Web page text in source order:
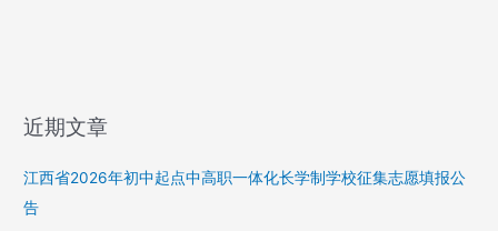
近期文章
江西省2026年初中起点中高职一体化长学制学校征集志愿填报公
告